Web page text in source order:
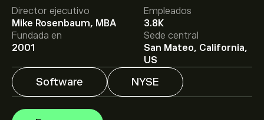
Director ejecutivo
Mike Rosenbaum, MBA
Empleados
3.8K
Fundada en
2001
Sede central
San Mateo, California,
US
Software NYSE
El precio medio objetivo para las acciones de Guidewire
Software Inc es de 170.53‎$‎.
Regístrateen eToro para
conocer los precios objetivo y las previsiones de los
analistas.
Las previsiones de los analistas para las acciones de
Guidewire Software Inc se basan en las tendencias del
mercado, los estados financieros y el crecimiento